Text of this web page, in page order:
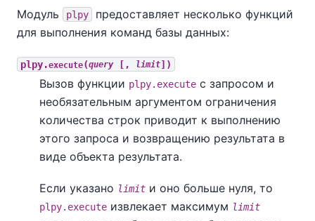
Модуль plpy
предоставляет несколько функций
для выполнения команд базы данных:
plpy.execute(query[, limit])
Вызов функции plpy.execute с запросом и
необязательным аргументом ограничения
количества строк приводит к выполнению
этого запроса и возвращению результата в
виде объекта результата.
Если указано limit и оно больше нуля, то
plpy.execute извлекает максимум limit